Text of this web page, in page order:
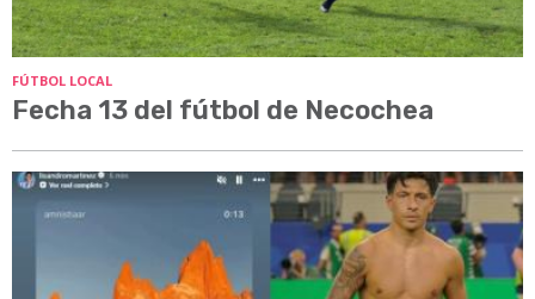
FÚTBOL LOCAL
Fecha 13 del fútbol de Necochea